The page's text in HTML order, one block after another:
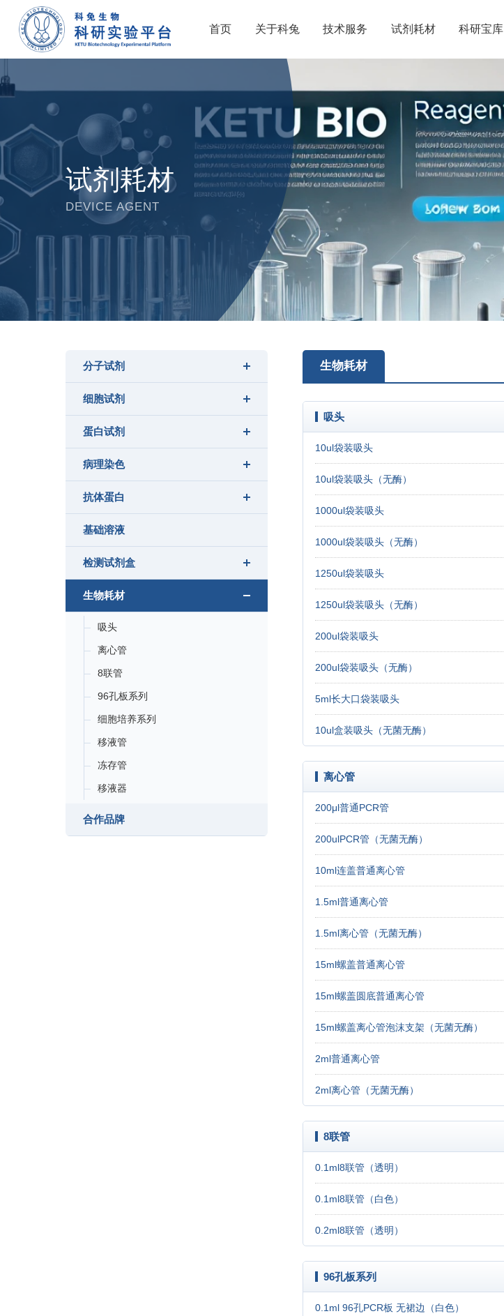
首页 关于科兔 技术服务 试剂耗材 科研宝库
试剂耗材
DEVICE AGENT
分子试剂
细胞试剂
蛋白试剂
病理染色
抗体蛋白
基础溶液
检测试剂盒
生物耗材
吸头
离心管
8联管
96孔板系列
细胞培养系列
移液管
冻存管
移液器
合作品牌
生物耗材
吸头
10ul袋装吸头
10ul袋装吸头（无酶）
1000ul袋装吸头
1000ul袋装吸头（无酶）
1250ul袋装吸头
1250ul袋装吸头（无酶）
200ul袋装吸头
200ul袋装吸头（无酶）
5ml长大口袋装吸头
10ul盒装吸头（无菌无酶）
离心管
200μl普通PCR管
200ulPCR管（无菌无酶）
10ml连盖普通离心管
1.5ml普通离心管
1.5ml离心管（无菌无酶）
15ml螺盖普通离心管
15ml螺盖圆底普通离心管
15ml螺盖离心管泡沫支架（无菌无酶）
2ml普通离心管
2ml离心管（无菌无酶）
8联管
0.1ml8联管（透明）
0.1ml8联管（白色）
0.2ml8联管（透明）
96孔板系列
0.1ml 96孔PCR板 无裙边（白色）